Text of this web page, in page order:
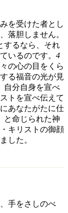
を受けた者とし
落胆しません。
するなら、それ
いるのです。 4
の心の目をくら
る福音の光が見
自分自身を宣べ
トを宣べ伝えて
あなたがたに仕
と命じられた神
キリストの御顔
した。
手をさしのべ